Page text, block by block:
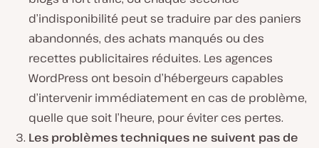
d’indisponibilité peut se traduire par des paniers
abandonnés, des achats manqués ou des
recettes publicitaires réduites. Les agences
WordPress ont besoin d’hébergeurs capables
d’intervenir immédiatement en cas de problème,
quelle que soit l’heure, pour éviter ces pertes.
Les problèmestechniques ne suivent pas de